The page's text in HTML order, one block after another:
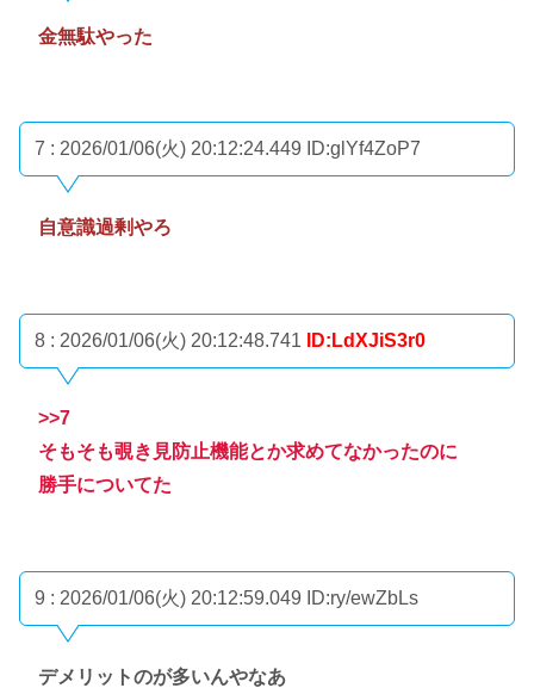
金無駄やった
7 : 2026/01/06(火) 20:12:24.449 ID:glYf4ZoP7
自意識過剰やろ
8 : 2026/01/06(火) 20:12:48.741 ID:LdXJiS3r0
>>7
そもそも覗き見防止機能とか求めてなかったのに
勝手についてた
9 : 2026/01/06(火) 20:12:59.049 ID:ry/ewZbLs
デメリットのが多いんやなあ